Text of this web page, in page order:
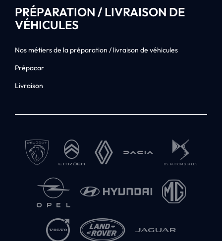
PRÉPARATION / LIVRAISON DE
VÉHICULES
Nos métiers de la préparation / livraison de véhicules
Prépacar
Livraison